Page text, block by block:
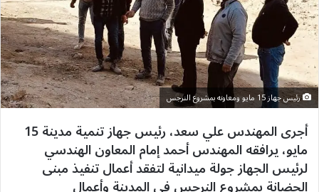
رئيس جهاز 15 مايو ومعاونه بمشروع النرجس
أجرى المهندس علي سعد، رئيس جهاز تنمية مدينة 15
مايو، يرافقه المهندس أحمد إمام المعاون الهندسي
لرئيس الجهاز جولة ميدانية لتفقد أعمال تنفيذ مبنى